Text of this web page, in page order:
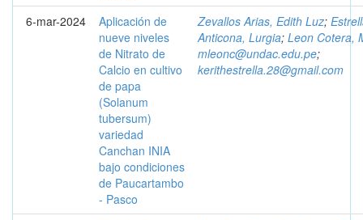
6-mar-2024
Aplicación de
nueve niveles
de Nitrato de
Calcio en cultivo
de papa
(Solanum
tubersum)
variedad
Canchan INIA
bajo condiciones
de Paucartambo
- Pasco
Zevallos Arias, Edith Luz;
Anticona, Lurgia; Leon Cotera,
mleonc@undac.edu.pe;
kerithestrella.28@gmail.com